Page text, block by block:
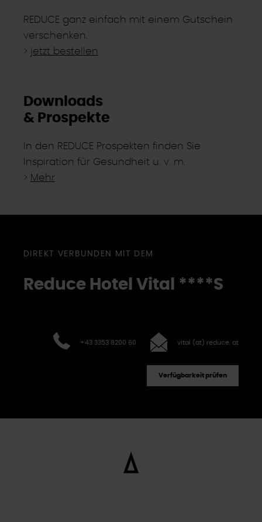
REDUCE ganz einfach mit einem Gutschein
verschenken.
> jetzt bestellen
Downloads
& Prospekte
In den REDUCE Prospekten finden Sie
Inspiration für Gesundheit u. v. m.
> Mehr
DIREKT VERBUNDEN MIT DEM
Reduce Hotel Vital ****S
+43 3353 8200 60 vital (at) reduce. at
Verfügbarkeit prüfen